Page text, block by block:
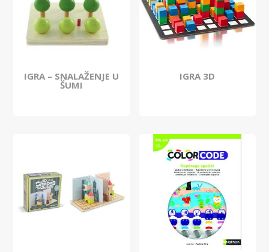
IGRA – SNALAŽENJE U
ŠUMI
IGRA 3D